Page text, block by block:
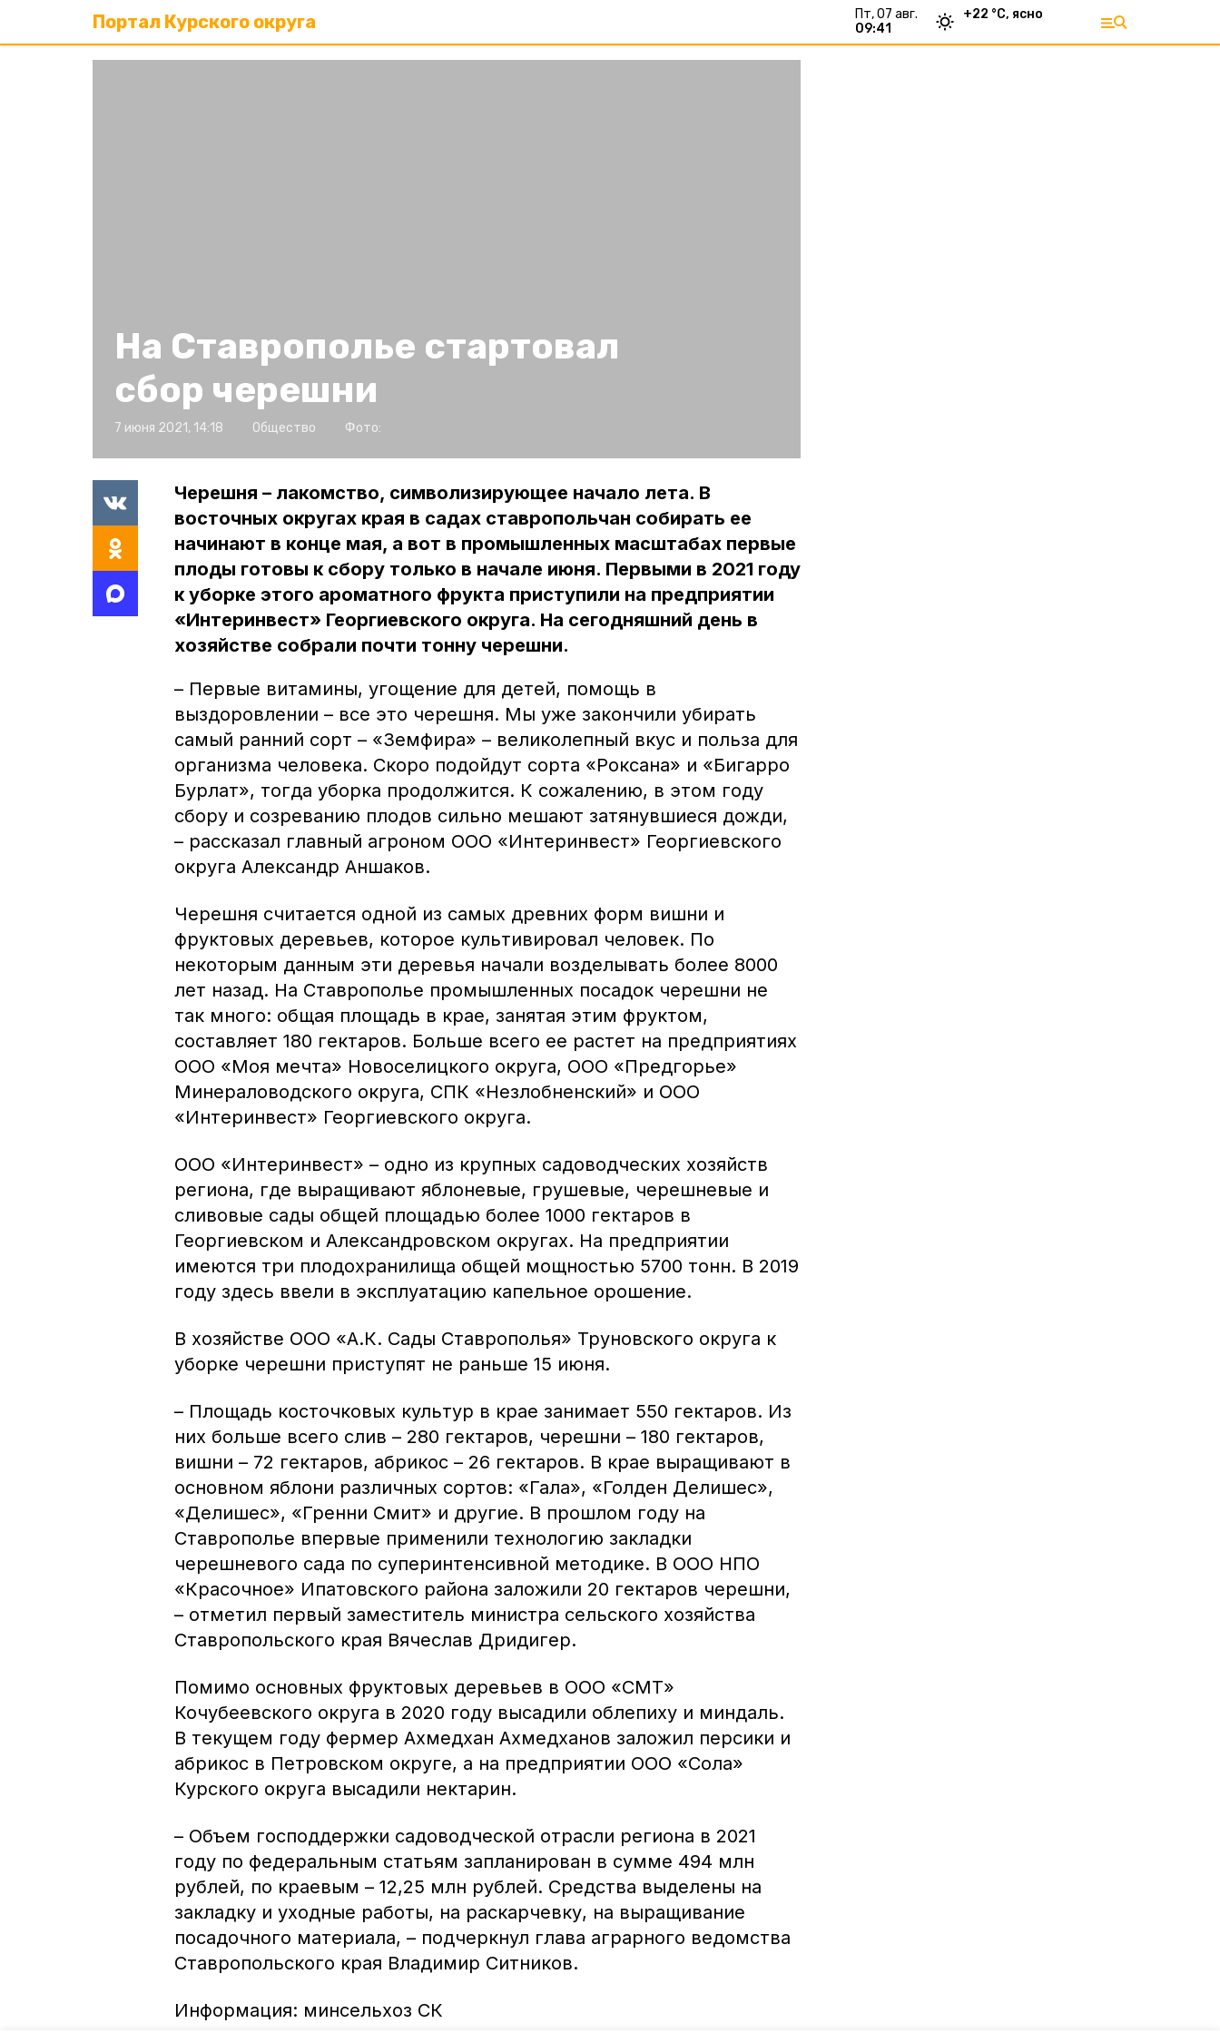
Портал Курского округа
пт, 07 авг.
09:41
+22 °С, ясно
На Ставрополье стартовал
сбор черешни
7 июня 2021, 14:18 Общество Фото:
Черешня – лакомство, символизирующее начало лета. В
восточных округах края в садах ставропольчан собирать ее
начинают в конце мая, а вот в промышленных масштабах первые
плоды готовы к сбору только в начале июня. Первыми в 2021 году
к уборке этого ароматного фрукта приступили на предприятии
«Интеринвест» Георгиевского округа. На сегодняшний день в
хозяйстве собрали почти тонну черешни.
– Первые витамины, угощение для детей, помощь в
выздоровлении – все это черешня. Мы уже закончили убирать
самый ранний сорт – «Земфира» – великолепный вкус и польза для
организма человека. Скоро подойдут сорта «Роксана» и «Бигарро
Бурлат», тогда уборка продолжится. К сожалению, в этом году
сбору и созреванию плодов сильно мешают затянувшиеся дожди,
– рассказал главный агроном ООО «Интеринвест» Георгиевского
округа Александр Аншаков.
Черешня считается одной из самых древних форм вишни и
фруктовых деревьев, которое культивировал человек. По
некоторым данным эти деревья начали возделывать более 8000
лет назад. На Ставрополье промышленных посадок черешни не
так много: общая площадь в крае, занятая этим фруктом,
составляет 180 гектаров. Больше всего ее растет на предприятиях
ООО «Моя мечта» Новоселицкого округа, ООО «Предгорье»
Минераловодского округа, СПК «Незлобненский» и ООО
«Интеринвест» Георгиевского округа.
ООО «Интеринвест» – одно из крупных садоводческих хозяйств
региона, где выращивают яблоневые, грушевые, черешневые и
сливовые сады общей площадью более 1000 гектаров в
Георгиевском и Александровском округах. На предприятии
имеются три плодохранилища общей мощностью 5700 тонн. В 2019
году здесь ввели в эксплуатацию капельное орошение.
В хозяйстве ООО «А.К. Сады Ставрополья» Труновского округа к
уборке черешни приступят не раньше 15 июня.
– Площадь косточковых культур в крае занимает 550 гектаров. Из
них больше всего слив – 280 гектаров, черешни – 180 гектаров,
вишни – 72 гектаров, абрикос – 26 гектаров. В крае выращивают в
основном яблони различных сортов: «Гала», «Голден Делишес»,
«Делишес», «Гренни Смит» и другие. В прошлом году на
Ставрополье впервые применили технологию закладки
черешневого сада по суперинтенсивной методике. В ООО НПО
«Красочное» Ипатовского района заложили 20 гектаров черешни,
– отметил первый заместитель министра сельского хозяйства
Ставропольского края Вячеслав Дридигер.
Помимо основных фруктовых деревьев в ООО «СМТ»
Кочубеевского округа в 2020 году высадили облепиху и миндаль.
В текущем году фермер Ахмедхан Ахмедханов заложил персики и
абрикос в Петровском округе, а на предприятии ООО «Сола»
Курского округа высадили нектарин.
– Объем господдержки садоводческой отрасли региона в 2021
году по федеральным статьям запланирован в сумме 494 млн
рублей, по краевым – 12,25 млн рублей. Средства выделены на
закладку и уходные работы, на раскарчевку, на выращивание
посадочного материала, – подчеркнул глава аграрного ведомства
Ставропольского края Владимир Ситников.
Информация: минсельхоз СК